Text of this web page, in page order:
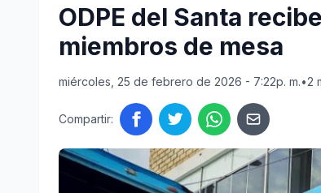
ODPE del Santa
miembros de mesa
miércoles, 25 de febrero de 2026 - 7:22p. m.•2
Compartir: